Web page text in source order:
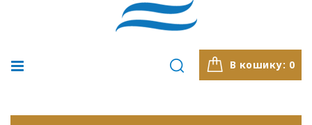
В кошику: 0